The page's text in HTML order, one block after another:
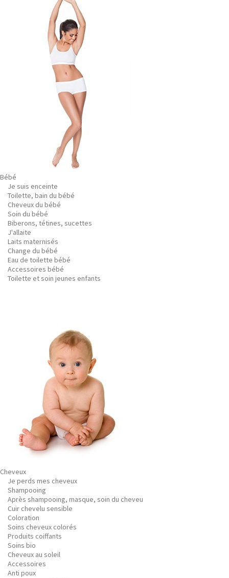
Bébé
Je suis enceinte
Toilette, bain du bébé
Cheveux du bébé
Soin du bébé
Biberons, tétines, sucettes
J'allaite
Laits maternisés
Change du bébé
Eau de toilette bébé
Accessoires bébé
Toilette et soin jeunes enfants
Cheveux
Je perds mes cheveux
Shampooing
Après shampooing, masque, soin du cheveu
Cuir chevelu sensible
Coloration
Soins cheveux colorés
Produits coiffants
Soins bio
Cheveux au soleil
Accessoires
Anti poux